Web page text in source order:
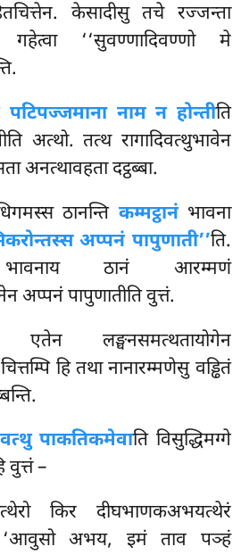
केसादीसु तचे रज्जन्ता
‘‘सुवण्णादिवण्णो मे
नाम न होन्तीति
अत्थो. तत्थ रागादिवत्थुभावेन
अनत्थावहता दट्ठब्बा.
ठानन्ति कम्मट्ठानंभावना
अप्पनं पापुणाती’’ति.
ठानं आरम्मणं
अप्पनं पापुणातीति वुत्तं.
एतेन लङ्घनसमत्थतायोगेन
हि तथा नानारम्मणेसु वड्ढितं
पाकतिकमेवाति विसुद्धिमग्गे
वुत्तं –
किर दीघभाणकअभयत्थेरं
‘आवुसो अभय, इमं ताव पञ्हं